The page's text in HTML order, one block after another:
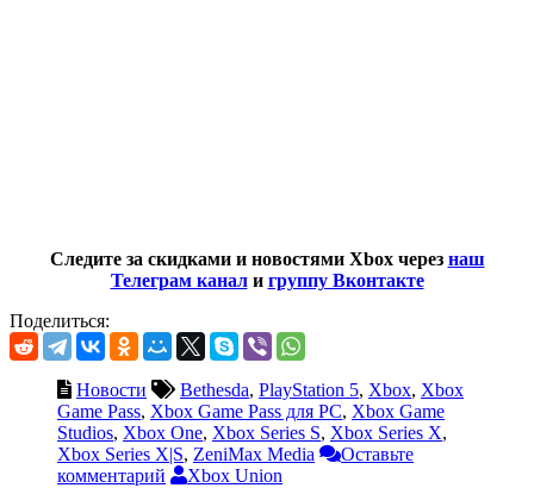
Следите за скидками и новостями Xbox через наш
Телеграм канали группу Вконтакте
Поделиться:
Новости Bethesda, PlayStation 5, Xbox, Xbox
Game Pass, Xbox Game Pass для PC, Xbox Game
Studios, Xbox One, Xbox Series S, Xbox Series X,
Xbox Series X|S, ZeniMax Media
Оставьте
комментарий
Xbox Union